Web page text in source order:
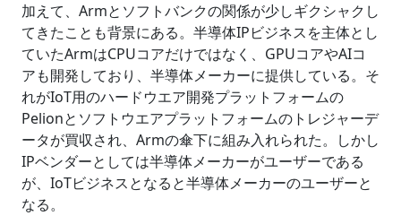
加えて、Armとソフトバンクの関係が少しギクシャクし
てきたことも背景にある。半導体IPビジネスを主体とし
ていたArmはCPUコアだけではなく、GPUコアやAIコ
アも開発しており、半導体メーカーに提供している。そ
れがIoT用のハードウエア開発プラットフォームの
Pelionとソフトウエアプラットフォームのトレジャーデ
ータが買収され、Armの傘下に組み入れられた。しかし
IPベンダーとしては半導体メーカーがユーザーである
が、IoTビジネスとなると半導体メーカーのユーザーと
なる。